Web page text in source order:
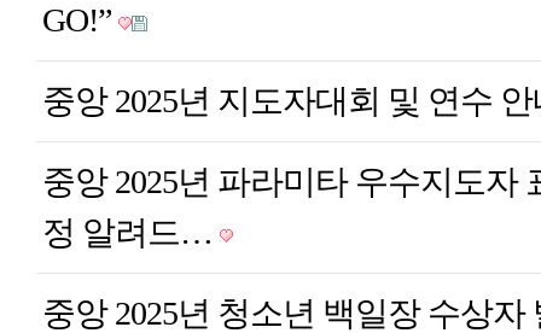
GO!”
중앙 2025년 지도자대회 및 연수
중앙 2025년 파라미타 우수지도자
정 알려드…
중앙 2025년 청소년 백일장 수상자